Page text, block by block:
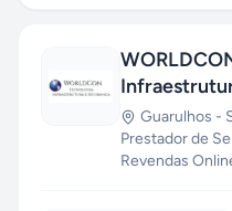
Guarulhos -
Prestador de
Revendas